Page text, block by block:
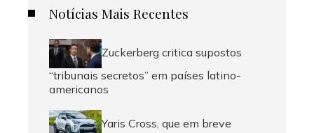
Notícias Mais Recentes
Zuckerberg critica supostos
“tribunais secretos” em países latino-
americanos
Yaris Cross, que em breve